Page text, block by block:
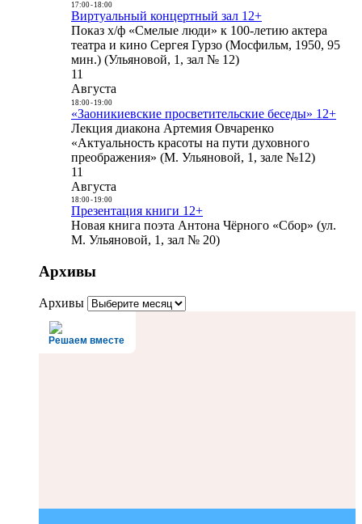
17:00- 18:00
Виртуальный концертный зал 12+
Показ х/ф «Смелые люди» к 100-летию актера
театра и кино Сергея Гурзо (Мосфильм, 1950, 95
мин.) (Ульяновой, 1, зал № 12)
11
Августа
18:00- 19:00
«Заоникиевские просветительские беседы» 12+
Лекция диакона Артемия Овчаренко
«Актуальность красоты на пути духовного
преображения» (М. Ульяновой, 1, зале №12)
11
Августа
18:00- 19:00
Презентация книги 12+
Новая книга поэта Антона Чёрного «Сбор» (ул.
М. Ульяновой, 1, зал № 20)
Архивы
Архивы
Решаем вместе